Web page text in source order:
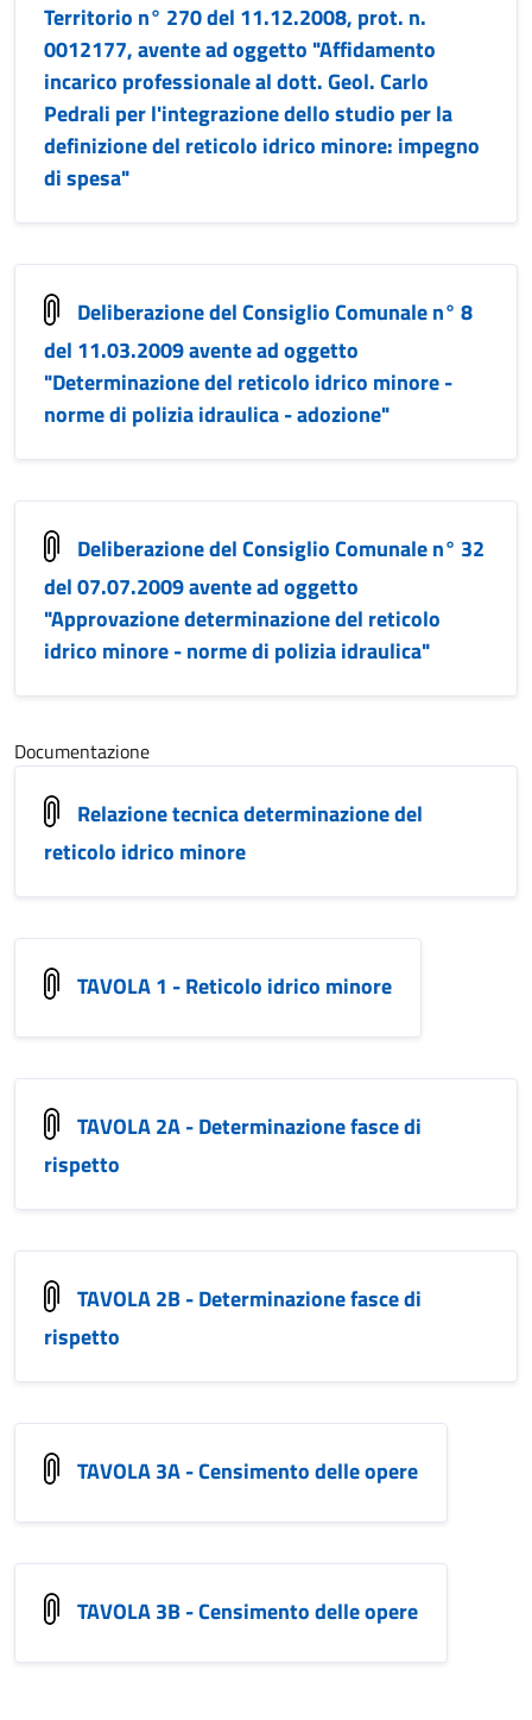
Territorio n° 270 del 11.12.2008, prot. n.
0012177, avente ad oggetto "Affidamento
incarico professionale al dott. Geol. Carlo
Pedrali per l'integrazione dello studio per la
definizione del reticolo idrico minore: impegno
di spesa"
Deliberazione del Consiglio Comunale n° 8
del 11.03.2009 avente ad oggetto
"Determinazione del reticolo idrico minore -
norme di polizia idraulica - adozione"
Deliberazione del Consiglio Comunale n° 32
del 07.07.2009 avente ad oggetto
"Approvazione determinazione del reticolo
idrico minore - norme di polizia idraulica"
Documentazione
Relazione tecnica determinazione del
reticolo idrico minore
TAVOLA 1 - Reticolo idrico minore
TAVOLA 2A - Determinazione fasce di
rispetto
TAVOLA 2B - Determinazione fasce di
rispetto
TAVOLA 3A - Censimento delle opere
TAVOLA 3B - Censimento delle opere